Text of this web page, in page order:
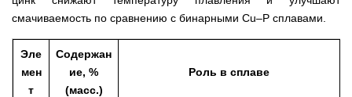
смачиваемость по сравнению с бинарными Cu–P сплавами.
Эле
мен
т
Содержан
ие, %
(масс.)
Роль в сплаве